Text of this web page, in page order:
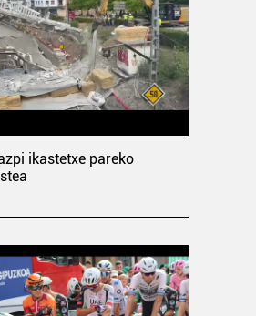
ikastetxe pareko